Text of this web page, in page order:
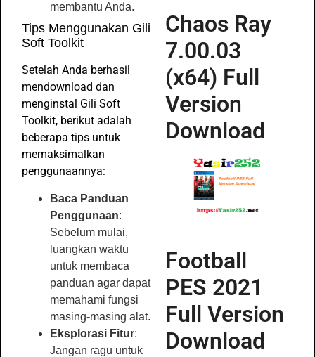
membantu Anda.
Tips Menggunakan Gili
Soft Toolkit
Setelah Anda berhasil
mendownload dan
menginstal Gili Soft
Toolkit, berikut adalah
beberapa tips untuk
memaksimalkan
penggunaannya:
Baca Panduan
Penggunaan:
Sebelum mulai,
luangkan waktu
untuk membaca
panduan agar dapat
memahami fungsi
masing-masing alat.
Eksplorasi Fitur:
Jangan ragu untuk
Chaos Ray
7.00.03
(x64) Full
Version
Download
Football
PES 2021
Full Version
Download